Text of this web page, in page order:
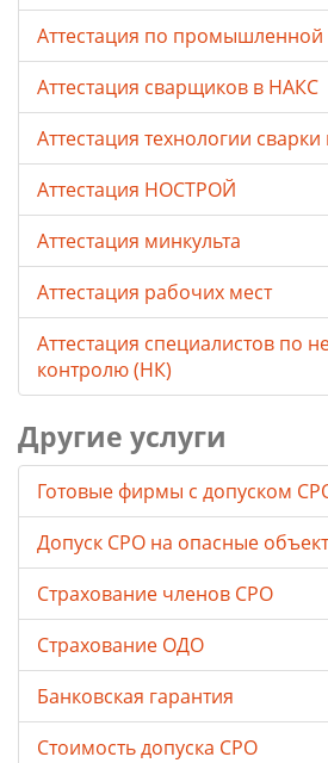
Аттестация по промышленной
Аттестация сварщиков в НАКС
Аттестация технологии
Аттестация НОСТРОЙ
Аттестация минкульта
Аттестация рабочих мест
Аттестация специалистов по
контролю (НК)
Другие услуги
Готовые фирмы с допуском
Допуск СРО на опасные
Страхование членов СРО
Страхование ОДО
Банковская гарантия
Стоимость допуска СРО